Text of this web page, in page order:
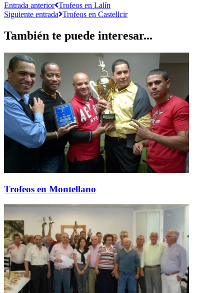
Entrada anterior Trofeos en Lalín
Siguiente entrada Trofeos en Castellcir
También te puede interesar...
Trofeos en Montellano